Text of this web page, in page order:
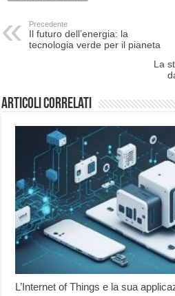
Precedente
Il futuro dell’energia: la
tecnologia verde per il pianeta
La
Articoli correlati
L’Internet of Things e la sua